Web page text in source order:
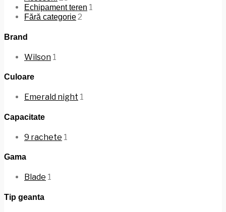
Echipament teren 1
Fără categorie2
Brand
Wilson 1
Culoare
Emerald night 1
Capacitate
9 rachete 1
Gama
Blade 1
Tip geanta